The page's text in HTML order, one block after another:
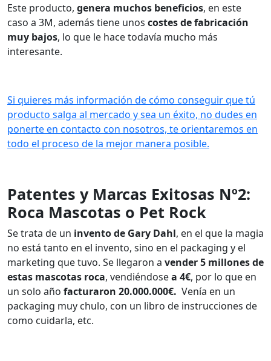
Este producto, genera muchos beneficios, en este
caso a 3M, además tiene unos costes de fabricación
muy bajos, lo que le hace todavía mucho más
interesante.
Si quieres más información de cómo conseguir que tú
producto salga al mercado y sea un éxito, no dudes en
ponerte en contacto con nosotros, te orientaremos en
todo el proceso de la mejor manera posible.
Patentes y Marcas Exitosas Nº2:
Roca Mascotas o Pet Rock
Se trata de un invento de Gary Dahl, en el que la magia
no está tanto en el invento, sino en el packaging y el
marketing que tuvo. Se llegaron a vender 5 millones de
estas mascotas roca, vendiéndosea 4€, por lo que en
un solo año facturaron 20.000.000€. Venía en un
packaging muy chulo, con un libro de instrucciones de
como cuidarla, etc.